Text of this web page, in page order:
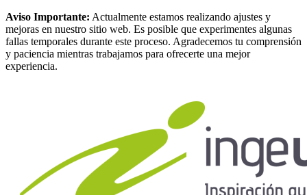
Aviso Importante: Actualmente estamos realizando ajustes y
mejoras en nuestro sitio web. Es posible que experimentes algunas
fallas temporales durante este proceso. Agradecemos tu comprensión
y paciencia mientras trabajamos para ofrecerte una mejor
experiencia.